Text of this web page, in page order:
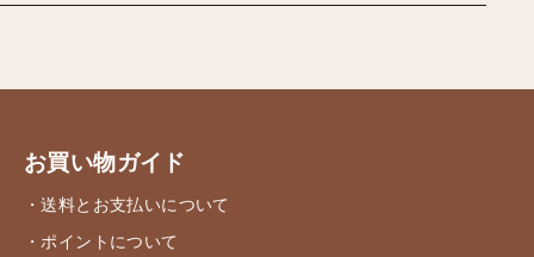
お買い物ガイド
・送料とお支払いについて
・ポイントについて